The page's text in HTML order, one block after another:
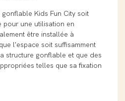
Kids Fun City soit
pour une utilisation en
être installée à
l'espace soit suffisamment
structure gonflable et que des
telles que sa fixation